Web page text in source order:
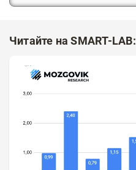
Читайте на SMART-LAB: